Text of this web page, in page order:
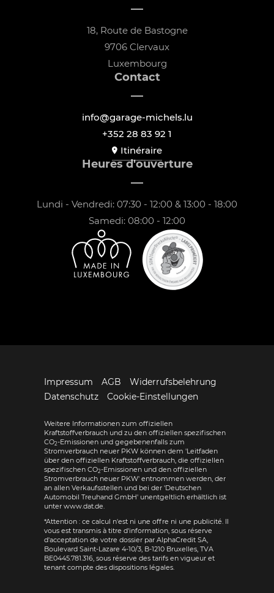
18, Route de Bastogne
9706 Clervaux
Luxembourg
Contact
info@garage-michels.lu
+352 28 83 92 1
Itinéraire
Heures d'ouverture
Lundi - Vendredi: 07:30 - 12:00 & 13:00 - 18:00
Samedi: 08:00 - 12:00
Impressum AGB
Widerrufsbelehrung
Datenschutz
Cookie-Einstellungen
Weitere Informationen zum offiziellen
Kraftstoffverbrauch und zu den offiziellen spezifischen
CO2-Emissionen und gegebenenfalls zum
Stromverbrauch neuer PKW können dem 'Leitfaden
über den offiziellen Kraftstoffverbrauch, die offiziellen
spezifischen CO2-Emissionen und den offiziellen
Stromverbrauch neuer PKW' entnommen werden, der
an allen Verkaufsstellen und bei der 'Deutschen
Automobil Treuhand GmbH' unentgeltlich erhältlich ist
unter www.dat.de.
*Attention : ce calcul n'est ni une offre ni une publicité. Il
vous est transmis à titre d'information, sous réserve
d'acceptation de votre dossier par AlphaCredit SA,
Boulevard Saint-Lazare 4-10/3, B-1210 Bruxelles, TVA
BE0445.781.316, sous réserve des tarifs en vigueur et
tenant compte des dispositions légales.